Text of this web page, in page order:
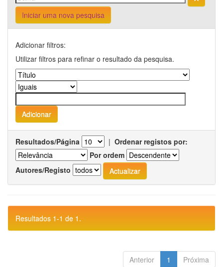
Iniciar uma nova pesquisa
Adicionar filtros:
Utilizar filtros para refinar o resultado da pesquisa.
Resultados/Página | Ordenar registos por:
Por ordem
Autores/Registo
Resultados 1-1 de 1.
Anterior 1 Próxima